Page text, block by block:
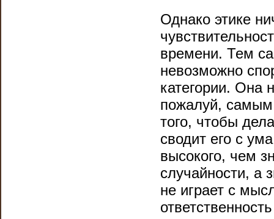
Однако этике
времени. Тем
невозможно
категории. Она
пожалуй, самым
того, чтобы
сводит его с
высокого, чем
случайности, а
не играет с